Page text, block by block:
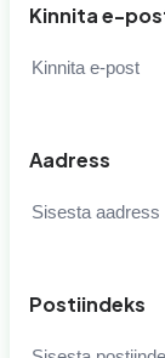
Kinnita e-
Aadress
Postiindeks